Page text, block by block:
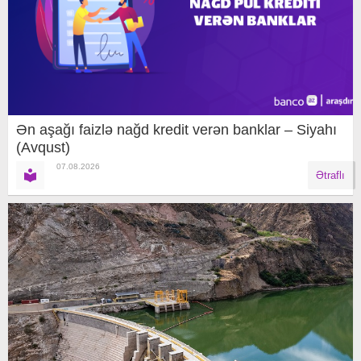
Ən aşağı faizlə nağd kredit verən banklar – Siyahı
(Avqust)
07.08.2026
Ətraflı